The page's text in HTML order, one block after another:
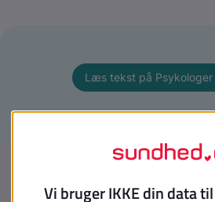
Læs tekst på Psykologer